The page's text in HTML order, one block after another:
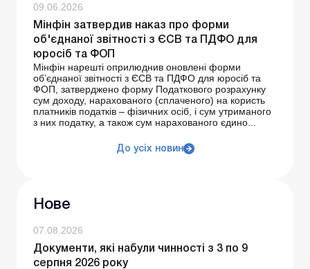
09.06.2026
Мінфін затвердив наказ про форми
об'єднаної звітності з ЄСВ та ПДФО для
юросіб та ФОП
Мінфін нарешті оприлюднив оновлені форми
об’єднаної звітності з ЄСВ та ПДФО для юросіб та
ФОП, затверджено форму Податкового розрахунку
сум доходу, нарахованого (сплаченого) на користь
платників податків – фізичних осіб, і сум утриманого
з них податку, а також сум нарахованого єдино...
До усіх новин
Нове
07.08.2026
Документи, які набули чинності з 3 по 9
серпня 2026 року